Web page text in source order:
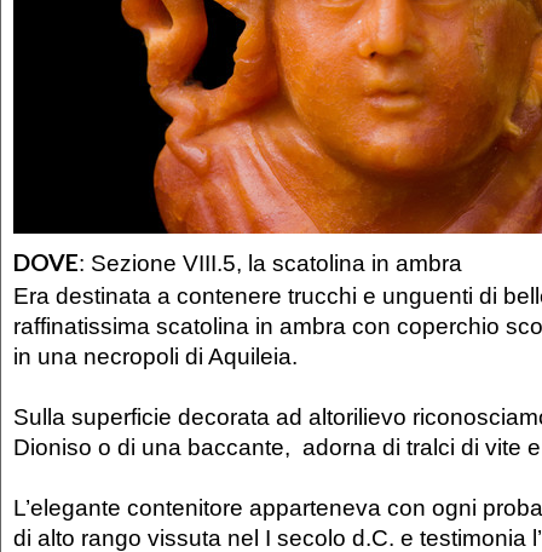
DOVE: Sezione VIII.5, la scatolina in ambra
Era destinata a contenere trucchi e unguenti di
raffinatissima scatolina in ambra con coperchio
in una necropoli di Aquileia.
Sulla superficie decorata ad altorilievo
Dioniso o di una baccante, adorna di tralci di vite
L’elegante contenitore apparteneva con ogni
di alto rango vissuta nel I secolo d.C. e testimonia